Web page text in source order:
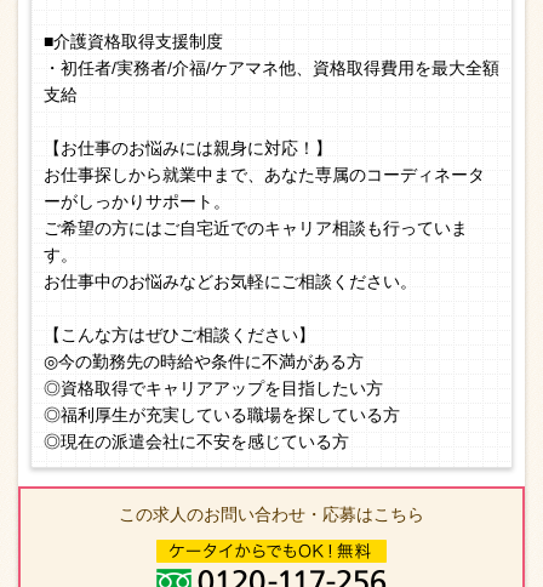
■介護資格取得支援制度
・初任者/実務者/介福/ケアマネ他、資格取得費用を最大全額
支給
【お仕事のお悩みには親身に対応！】
お仕事探しから就業中まで、あなた専属のコーディネータ
ーがしっかりサポート。
ご希望の方にはご自宅近でのキャリア相談も行っていま
す。
お仕事中のお悩みなどお気軽にご相談ください。
【こんな方はぜひご相談ください】
◎今の勤務先の時給や条件に不満がある方
◎資格取得でキャリアアップを目指したい方
◎福利厚生が充実している職場を探している方
◎現在の派遣会社に不安を感じている方
この求人のお問い合わせ・応募はこちら